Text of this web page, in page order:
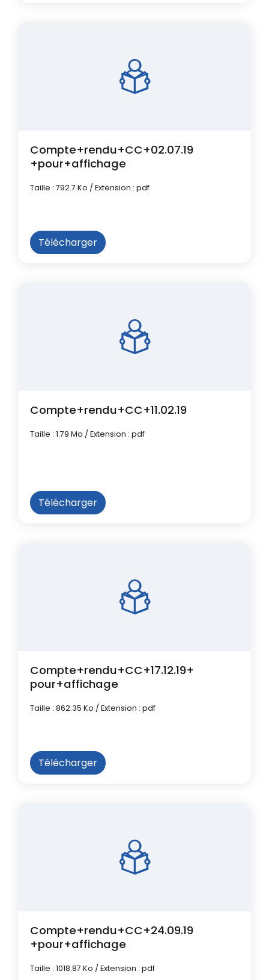
Compte+rendu+CC+02.07.19
+pour+affichage
Taille : 792.7 Ko / Extension : pdf
Télécharger
Compte+rendu+CC+11.02.19
Taille : 1.79 Mo / Extension : pdf
Télécharger
Compte+rendu+CC+17.12.19+
pour+affichage
Taille : 862.35 Ko / Extension : pdf
Télécharger
Compte+rendu+CC+24.09.19
+pour+affichage
Taille : 1018.87 Ko / Extension : pdf